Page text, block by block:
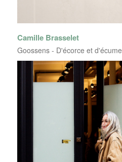
Camille Brasselet
Goossens - D'écorce et d'écume